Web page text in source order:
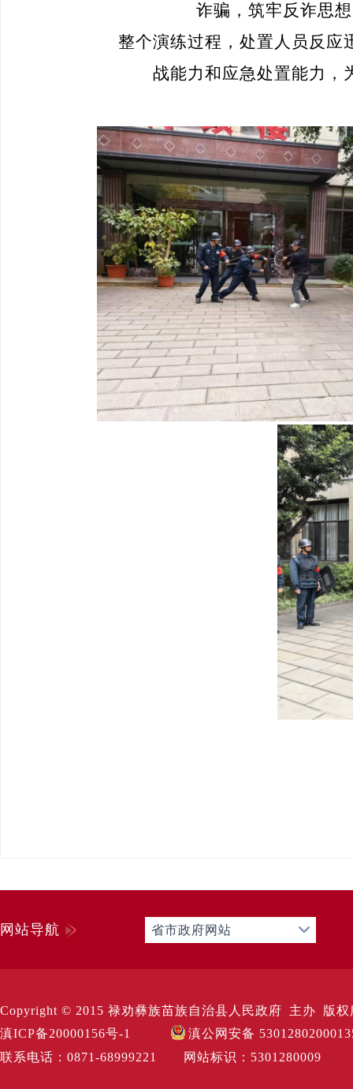
诈骗，筑牢反诈思
整个演练过程， 处置人员反应
战能力和应急处置能力，
网站导航 省市政府网站
Copyright © 2015 禄劝彝族苗族自治县人民政府 主办 版
滇ICP备20000156号-1
滇公网安备
联系电话：0871-68999221 网站标识：